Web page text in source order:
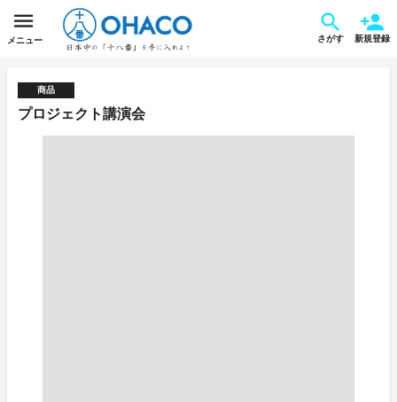
メニュー さがす 新規登録
商品
プロジェクト講演会